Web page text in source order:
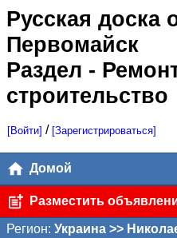
Русская доска
Первомайск
Раздел -
строительство
[Войти] / [Зарегистрироваться]
Домой
Разместить
Регион: Украина >>